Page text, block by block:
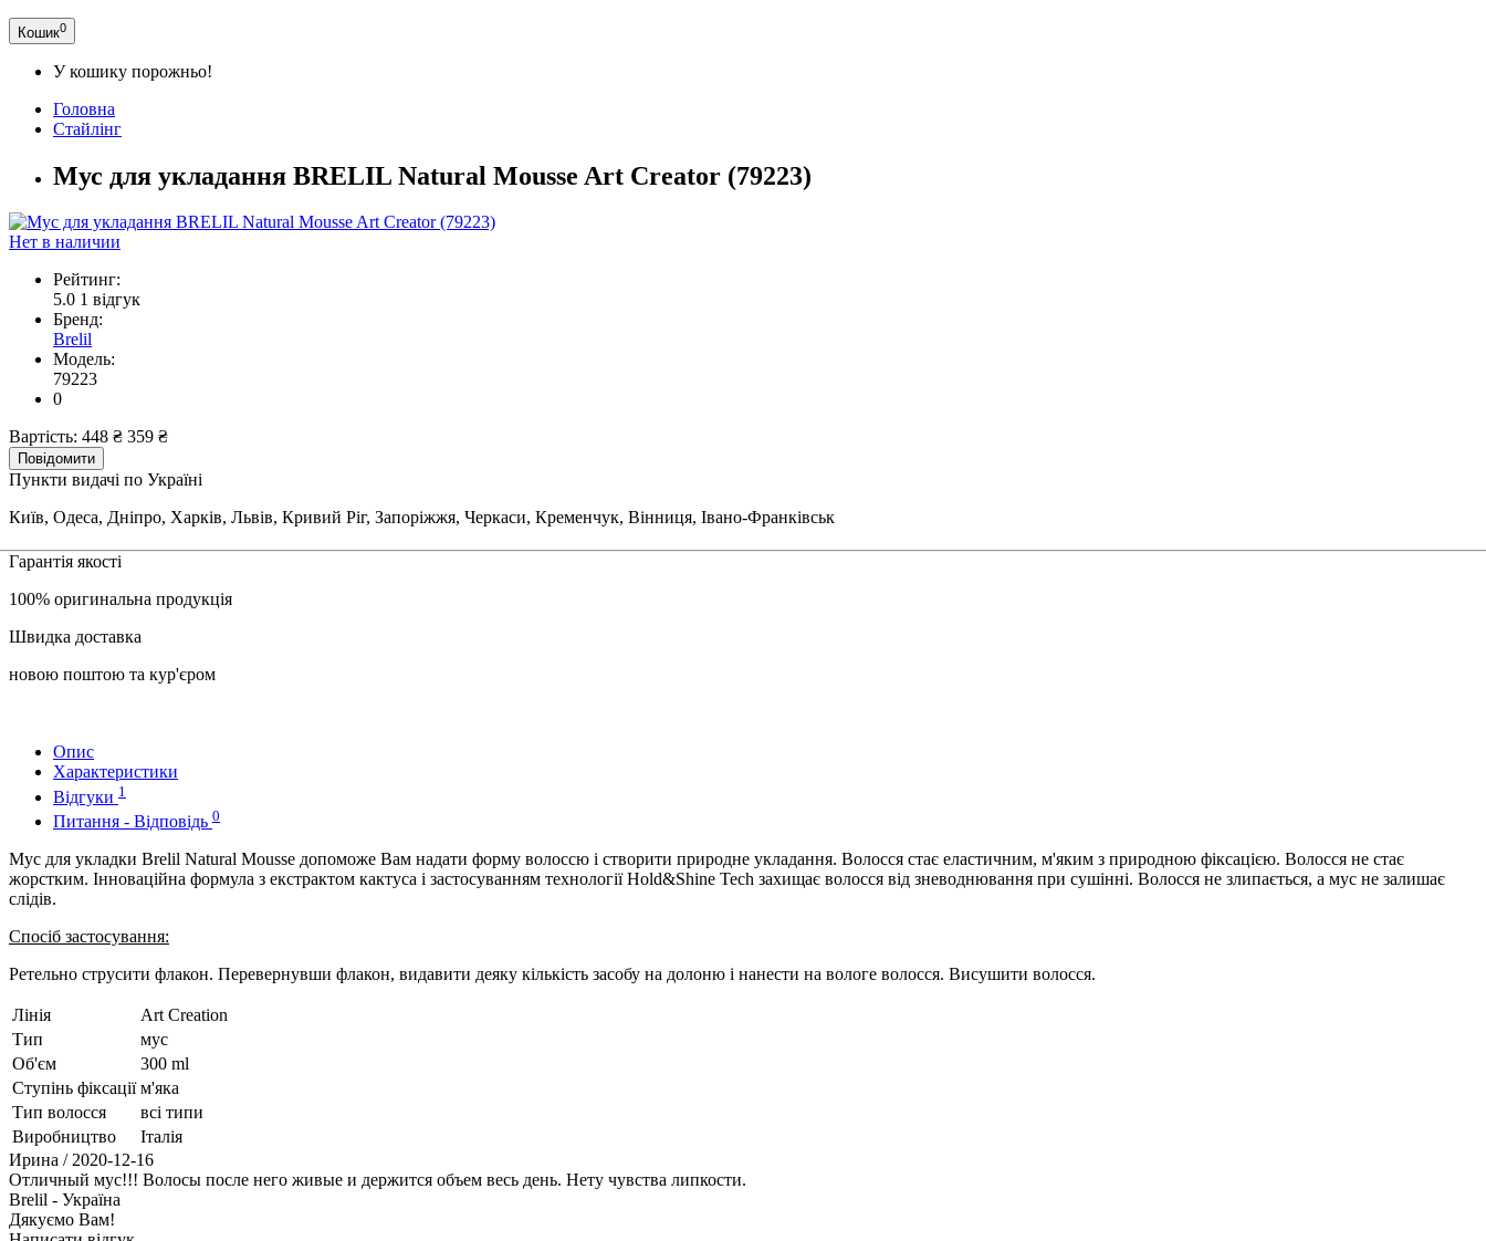
Кошик0
У кошику порожньо!
Головна
Стайлінг
Мус для укладання BRELIL Natural Mousse Art Creator (79223)
Нет в наличии
Рейтинг:
5.0 1 відгук
Бренд:
Brelil
Модель:
79223
0
Вартість: 448 ₴ 359 ₴
Повідомити
Пункти видачі по Україні
Київ, Одеса, Дніпро, Харків, Львів, Кривий Ріг, Запоріжжя, Черкаси, Кременчук, Вінниця, Івано-Франківськ
Гарантія якості
100% оригинальна продукція
Швидка доставка
новою поштою та кур'єром
Опис
Характеристики
Відгуки 1
Питання - Відповідь 0
Мус для укладки Brelil Natural Mousse допоможе Вам надати форму волоссю і створити природне укладання. Волосся стає еластичним, м'яким з природною фіксацією. Волосся не стає
жорстким. Інноваційна формула з екстрактом кактуса і застосуванням технології Hold&Shine Tech захищає волосся від зневоднювання при сушінні. Волосся не злипається, а мус не залишає
слідів.
Спосіб застосування:
Ретельно струсити флакон. Перевернувши флакон, видавити деяку кількість засобу на долоню і нанести на вологе волосся. Висушити волосся.
Лінія
Art Creation
Тип
мус
Об'єм
300 ml
Ступінь фіксації м'яка
Тип волосся
всі типи
Виробництво
Італія
Ирина / 2020-12-16
Отличный мус!!! Волосы после него живые и держится объем весь день. Нету чувства липкости.
Brelil - Україна
Дякуємо Вам!